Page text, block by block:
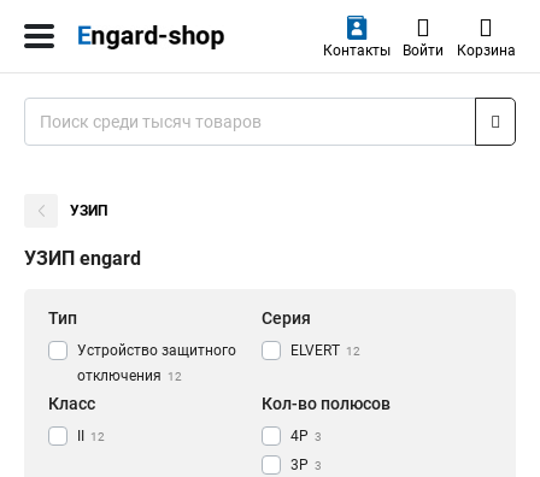
Контакты Войти Корзина
УЗИП
УЗИП engard
Тип
Устройство защитного
отключения
12
Серия
ELVERT 12
Класс
II 12
Кол-во полюсов
4P 3
3P 3